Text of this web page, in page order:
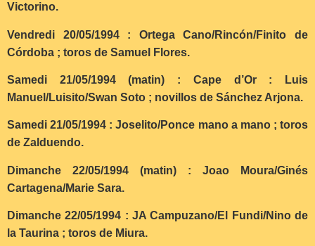
Victorino.
Vendredi 20/05/1994 : Ortega Cano/Rincón/Finito de
Córdoba ; toros de Samuel Flores.
Samedi 21/05/1994 (matin) : Cape d’Or : Luis
Manuel/Luisito/Swan Soto ; novillos de Sánchez Arjona.
Samedi 21/05/1994 : Joselito/Ponce mano a mano ; toros
de Zalduendo.
Dimanche 22/05/1994 (matin) : Joao Moura/Ginés
Cartagena/Marie Sara.
Dimanche 22/05/1994 : JA Campuzano/El Fundi/Nino de
la Taurina ; toros de Miura.